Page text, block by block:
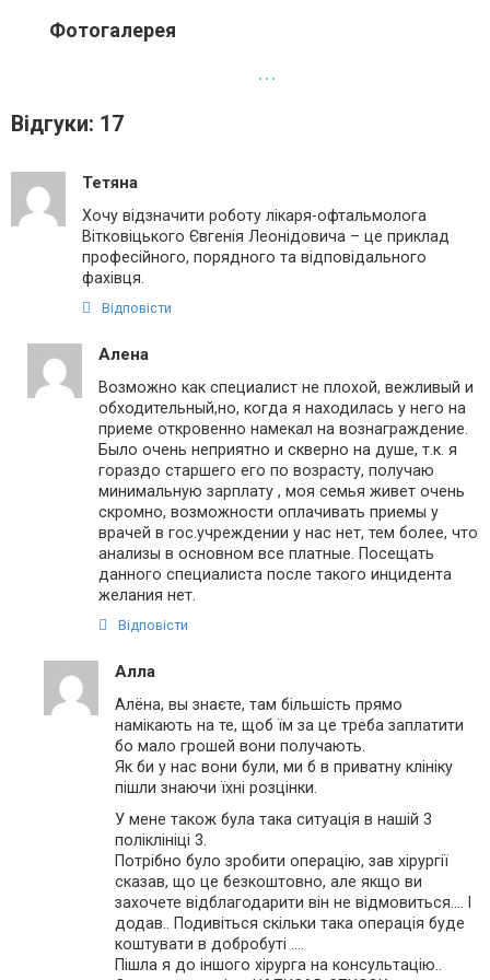
Фотогалерея
Відгуки: 17
Тетяна
Хочу відзначити роботу лікаря-офтальмолога
Вітковіцького Євгенія Леонідовича – це приклад
професійного, порядного та відповідального
фахівця.
Відповісти
Алена
Возможно как специалист не плохой, вежливый и
обходительный,но, когда я находилась у него на
приеме откровенно намекал на вознаграждение.
Было очень неприятно и скверно на душе, т.к. я
гораздо старшего его по возрасту, получаю
минимальную зарплату , моя семья живет очень
скромно, возможности оплачивать приемы у
врачей в гос.учреждении у нас нет, тем более, что
анализы в основном все платные. Посещать
данного специалиста после такого инцидента
желания нет.
Відповісти
Алла
Алёна, вы знаєте, там більшість прямо
намікають на те, щоб їм за це треба заплатити
бо мало грошей вони получають.
Як би у нас вони були, ми б в приватну клініку
пішли знаючи їхні розцінки.
У мене також була така ситуація в нашій 3
поліклініці 3.
Потрібно було зробити операцію, зав хірургії
сказав, що це безкоштовно, але якщо ви
захочете відблагодарити він не відмовиться…. І
додав.. Подивіться скільки така операція буде
коштувати в добробуті ….
Пішла я до іншого хірурга на консультацію..